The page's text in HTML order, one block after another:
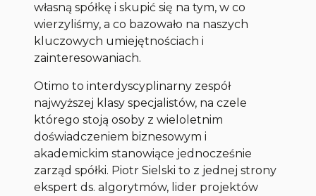
własną spółkę i skupić się na tym, w co
wierzyliśmy, a co bazowało na naszych
kluczowych umiejętnościach i
zainteresowaniach.
Otimo to interdyscyplinarny zespół
najwyższej klasy specjalistów, na czele
którego stoją osoby z wieloletnim
doświadczeniem biznesowym i
akademickim stanowiące jednocześnie
zarząd spółki. Piotr Sielski to z jednej strony
ekspert ds. algorytmów, lider projektów